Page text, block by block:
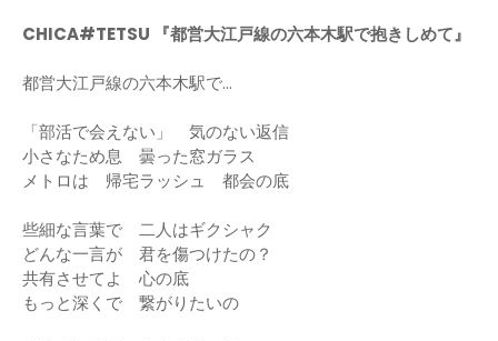
CHICA#TETSU 『都営大江戸線の六本木駅で抱きしめて』
都営大江戸線の六本木駅で...
「部活で会えない」 気のない返信
小さなため息 曇った窓ガラス
メトロは 帰宅ラッシュ 都会の底
些細な言葉で 二人はギクシャク
どんな一言が 君を傷つけたの？
共有させてよ 心の底
もっと深くで 繋がりたいの